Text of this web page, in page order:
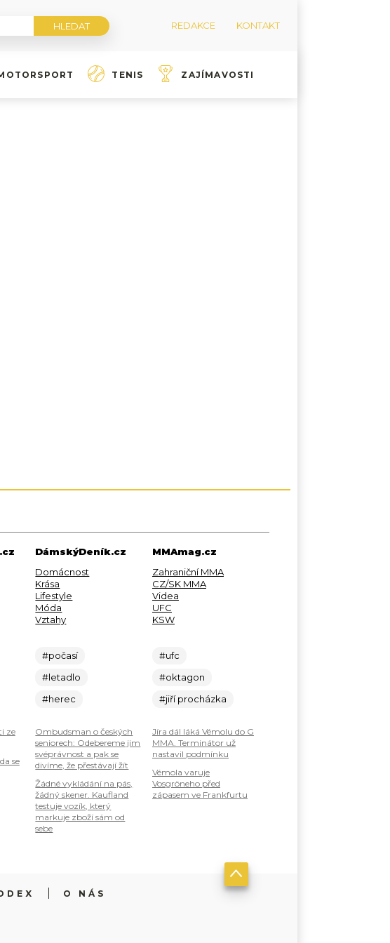
REDAKCE KONTAKT
TENIS ZAJÍMAVOSTI
ze
se
DámskýDeník.cz
Domácnost
Krása
Lifestyle
Móda
Vztahy
#počasí
#letadlo
#herec
Ombudsman o českých
seniorech: Odebereme jim
svéprávnost a pak se
divíme, že přestávají žít
Žádné vykládání na pás,
žádný skener. Kaufland
testuje vozík, který
markuje zboží sám od
sebe
MMAmag.cz
Zahraniční MMA
CZ/SK MMA
Videa
UFC
KSW
#ufc
#oktagon
#jiří procházka
Jíra dál láká Vémolu do G
MMA. Terminátor už
nastavil podmínku
Vémola varuje
Vosgröneho před
zápasem ve Frankfurtu
O NÁS